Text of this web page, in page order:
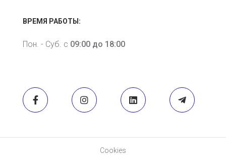
ВРЕМЯ РАБОТЫ:
Пон. - Суб. с 09:00 до 18:00
Cookies